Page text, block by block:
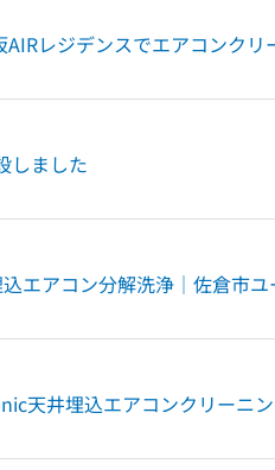
AIRレジデンスでエアコンク
しました
エアコン分解洗浄｜佐倉市
天井埋込エアコンクリーニ